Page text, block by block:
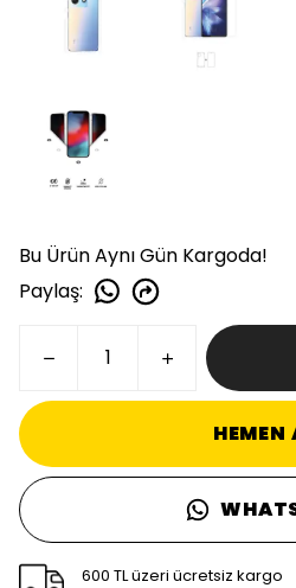
Bu Ürün Aynı Gün Kargoda!
Paylaş:
HEMEN
600 TL üzeri ücretsiz kargo